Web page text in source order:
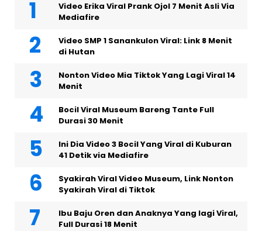
Video Erika Viral Prank Ojol 7 Menit Asli Via
Mediafire
Video SMP 1 Sanankulon Viral: Link 8 Menit
di Hutan
Nonton Video Mia Tiktok Yang Lagi Viral 14
Menit
Bocil Viral Museum Bareng Tante Full
Durasi 30 Menit
Ini Dia Video 3 Bocil Yang Viral di Kuburan
41 Detik via Mediafire
Syakirah Viral Video Museum, Link Nonton
Syakirah Viral di Tiktok
Ibu Baju Oren dan Anaknya Yang lagi Viral,
Full Durasi 18 Menit